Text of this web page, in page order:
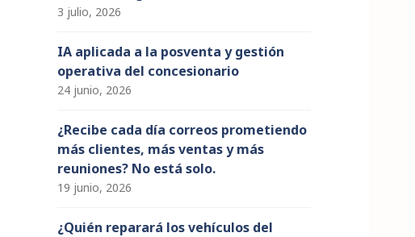
3 julio, 2026
IA aplicada a la posventa y gestión
operativa del concesionario
24 junio, 2026
¿Recibe cada día correos prometiendo
más clientes, más ventas y más
reuniones? No está solo.
19 junio, 2026
¿Quién reparará los vehículos del